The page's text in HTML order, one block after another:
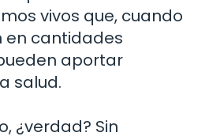
vivos que, cuando
en cantidades
aportar
salud.
¿verdad? Sin